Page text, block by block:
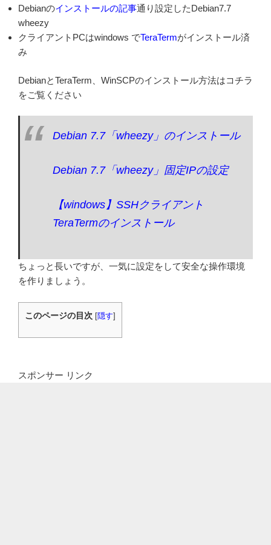
Debianのインストールの記事通り設定したDebian7.7
wheezy
クライアントPCはwindows でTeraTermがインストール済
み
DebianとTeraTerm、WinSCPのインストール方法はコチラ
をご覧ください
Debian 7.7「wheezy」のインストール
Debian 7.7「wheezy」固定IPの設定
【windows】SSHクライアント
TeraTermのインストール
ちょっと長いですが、一気に設定をして安全な操作環境
を作りましょう。
このページの目次 [隠す]
スポンサー リンク